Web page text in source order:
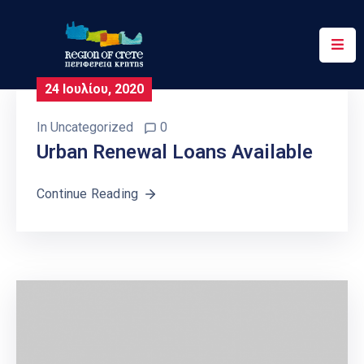
Περιφέρεια
Έργα
Επικοινωνία
24 Ιουλίου, 2020
In Uncategorized 0
Urban Renewal Loans Available
Continue Reading